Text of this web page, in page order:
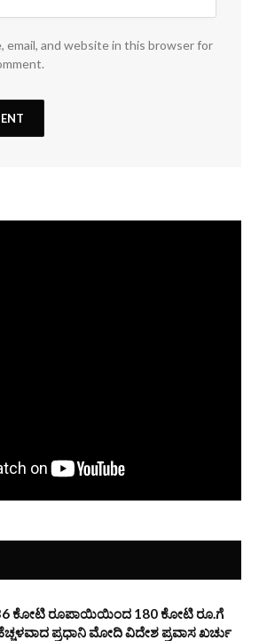
email, and website in this browser for
ಕೋಟಿ ರೂಪಾಯಿಯಿಂದ 180 ಕೋಟಿ ರೂ.ಗೆ
ಪ್ರಧಾನಿ ಮೋದಿ ವಿದೇಶ ಪ್ರವಾಸ ಖರ್ಚು